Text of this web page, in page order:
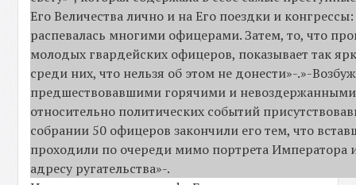
Его Величества лично и на Его поездки и
распевалась многими офицерами. Затем, то, что
молодых гвардейских офицеров, показывает так
среди них, что нельзя об этом не донести»-.»-
предшествовавшими горячими и
относительно политических событий
собрании 50 офицеров закончили его тем, что
проходили по очереди мимо портрета Императора
адресу ругательства»-.